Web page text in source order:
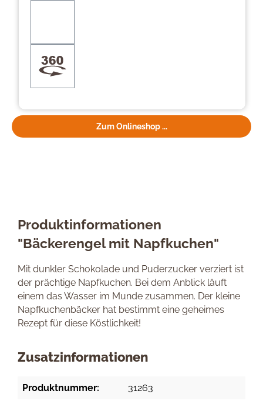
Zum Onlineshop ...
Produktinformationen
"Bäckerengel mit Napfkuchen"
Mit dunkler Schokolade und Puderzucker verziert ist
der prächtige Napfkuchen. Bei dem Anblick läuft
einem das Wasser im Munde zusammen. Der kleine
Napfkuchenbäcker hat bestimmt eine geheimes
Rezept für diese Köstlichkeit!
Zusatzinformationen
Produktnummer: 31263